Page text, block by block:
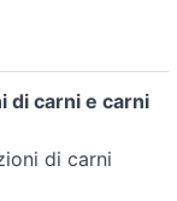
di carni e carni
di carni